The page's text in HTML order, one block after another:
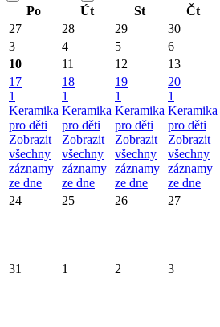
Po Út St Čt
27
28 29 30
3
4 5 6
10
11 12 13
17
1
Keramika
pro děti
Zobrazit
všechny
záznamy
ze dne
18
1
Keramika
pro děti
Zobrazit
všechny
záznamy
ze dne
19
1
Keramika
pro děti
Zobrazit
všechny
záznamy
ze dne
20
1
Keramika
pro děti
Zobrazit
všechny
záznamy
ze dne
24 25 26 27
31 1 2 3